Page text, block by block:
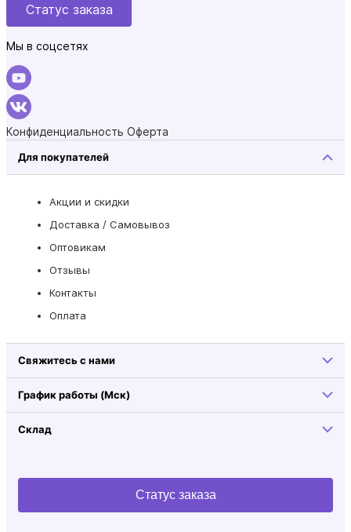
Статус заказа
Мы в соцсетях
Конфиденциальность Оферта
Для покупателей
Акции и скидки
Доставка / Самовывоз
Оптовикам
Отзывы
Контакты
Оплата
Свяжитесь с нами
График работы (Мск)
Склад
Статус заказа